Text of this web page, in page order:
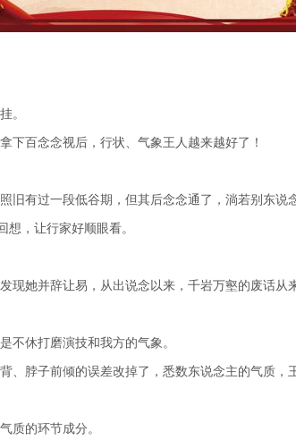
。
下百念念视后，行状、气象王人越来越好了！
旧有过一段低谷期，但其后念念通了，淌若别东说
想，让行家好顺眼看。
现她并辞让易，从出说念以来，千岩万壑的废话从
不休打磨演技和我方的气象。
、脖子前倾的误差改掉了，悉数东说念主的气质，
质的环节成分。